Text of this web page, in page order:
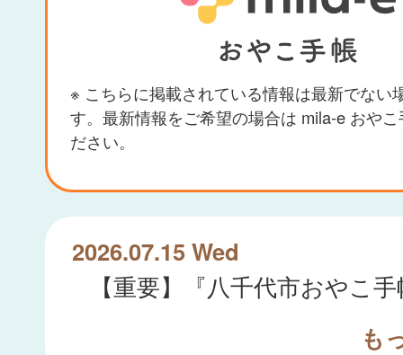
※ こちらに掲載されている情報は最新でない
す。最新情報をご希望の場合は mila-e おや
ださい。
2026.07.15 Wed
も